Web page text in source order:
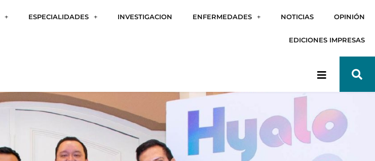
ESPECIALIDADES INVESTIGACION ENFERMEDADES NOTICIAS OPINIÓN
EDICIONES IMPRESAS